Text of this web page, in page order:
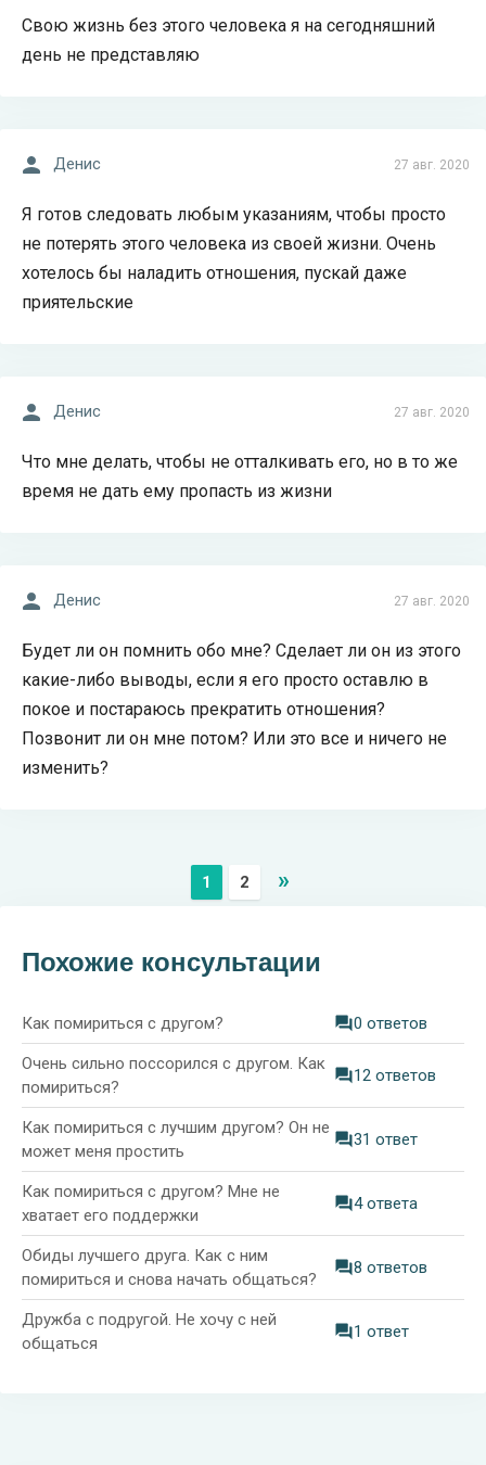
Свою жизнь без этого человека я на сегодняшний
день не представляю
27 авг. 2020
Денис
Я готов следовать любым указаниям, чтобы просто
не потерять этого человека из своей жизни. Очень
хотелось бы наладить отношения, пускай даже
приятельские
27 авг. 2020
Денис
Что мне делать, чтобы не отталкивать его, но в то же
время не дать ему пропасть из жизни
27 авг. 2020
Денис
Будет ли он помнить обо мне? Сделает ли он из этого
какие-либо выводы, если я его просто оставлю в
покое и постараюсь прекратить отношения?
Позвонит ли он мне потом? Или это все и ничего не
изменить?
1 2 »
Похожие консультации
Как помириться с другом? 0 ответов
Очень сильно поссорился с другом. Как
помириться?
12 ответов
Как помириться с лучшим другом? Он не
может меня простить
31 ответ
Как помириться с другом? Мне не
хватает его поддержки
4 ответа
Обиды лучшего друга. Как с ним
помириться и снова начать общаться?
8 ответов
Дружба с подругой. Не хочу с ней
общаться
1 ответ